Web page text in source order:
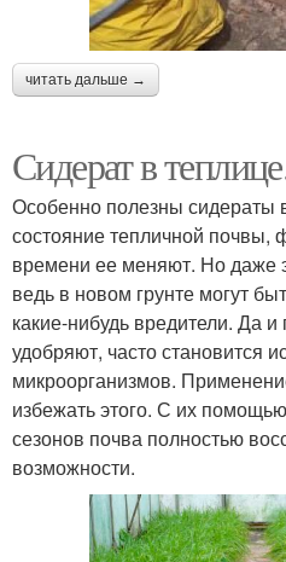
читать дальше →
Сидерат в
Особенно полезны сидераты
состояние тепличной
времени ее меняют. Но даже
ведь в новом грунте могут
какие-нибудь вредители. Да
удобряют, часто становится
микроорганизмов.
избежать этого. С их
сезонов почва полностью
возможности.